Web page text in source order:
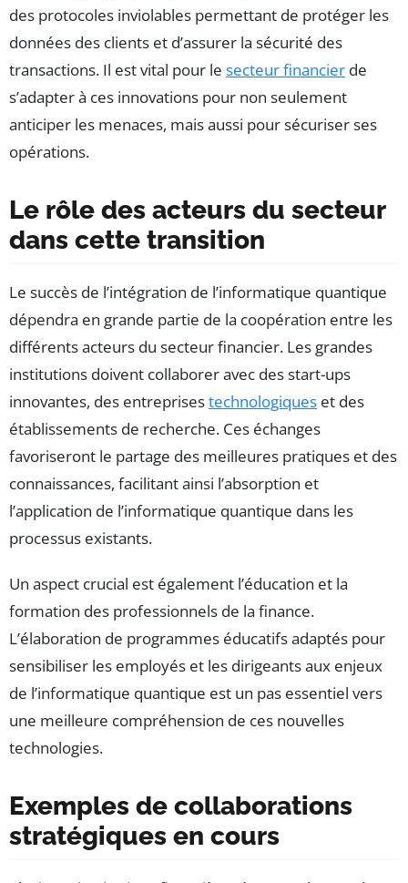
des protocoles inviolables permettant de protéger les
données des clients et d’assurer la sécurité des
transactions. Il est vital pour le secteur financier de
s’adapter à ces innovations pour non seulement
anticiper les menaces, mais aussi pour sécuriser ses
opérations.
Le rôle des acteurs du secteur
dans cette transition
Le succès de l’intégration de l’informatique quantique
dépendra en grande partie de la coopération entre les
différents acteurs du secteur financier. Les grandes
institutions doivent collaborer avec des start-ups
innovantes, des entreprisestechnologiques et des
établissements de recherche. Ces échanges
favoriseront le partage des meilleures pratiques et des
connaissances, facilitant ainsi l’absorption et
l’application de l’informatique quantique dans les
processus existants.
Un aspect crucial est également l’éducation et la
formation des professionnels de la finance.
L’élaboration de programmes éducatifs adaptés pour
sensibiliser les employés et les dirigeants aux enjeux
de l’informatique quantique est un pas essentiel vers
une meilleure compréhension de ces nouvelles
technologies.
Exemples de collaborations
stratégiques en cours